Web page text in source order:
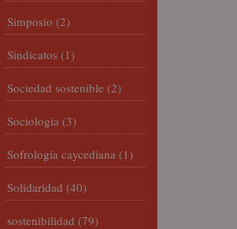
Simposio (2)
Sindicatos (1)
Sociedad sostenible (2)
Sociología (3)
Sofrología caycediana (1)
Solidaridad (40)
sostenibilidad (79)